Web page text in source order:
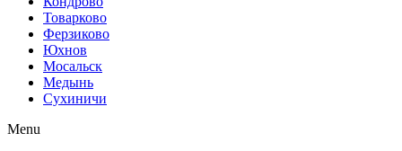
Товарково
Ферзиково
Юхнов
Мосальск
Медынь
Сухиничи
Menu